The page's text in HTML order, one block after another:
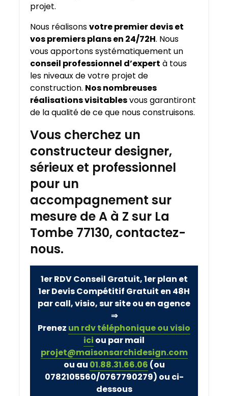
projet.
Nous réalisonsvotre premier devis et
vos premiers plans en 24/72H. Nous
vous apportons systématiquement un
conseil professionnel d’expert à tous
les niveaux de votre projet de
construction. Nos nombreuses
réalisations visitablesvous garantiront
de la qualité de ce que nous construisons.
Vous cherchez un
constructeur designer,
sérieux et professionnel
pour un
accompagnement sur
mesure de A à Z sur La
Tombe 77130, contactez-
nous.
1er RDV Conseil Gratuit, 1er plan et
1er Devis Compétitif Gratuit en 48H
par call, visio, sur site ou en agence
⇒
Prenez un rdv téléphonique ou visio
ici ou par mail
projet@maisonsarchidesign.com
ou au 01.88.31.66.06 (ou
0782105560/0767790279) ou ci-
dessous